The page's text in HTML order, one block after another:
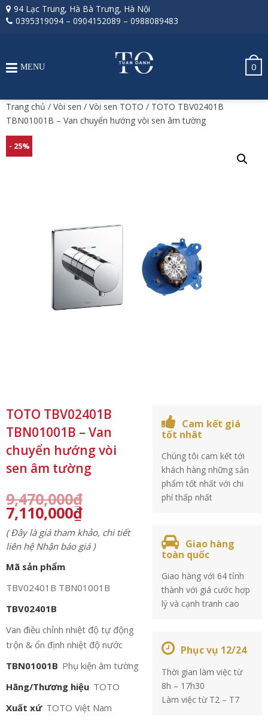
94 Lạc Trung, Hà Bà Trưng, Hà Nội
0395319094 – 0904152089 – 0988089483
0
MENU
Trang chủ / Vòi sen / Vòi sen TOTO / TOTO TBV02401B
TBN01001B – Van chuyển hướng vòi sen âm tường
- 25%
TOTO TBV02401B
TBN01001B – Van
chuyển hướng vòi
sen âm tường
9,470,000₫
7,110,000₫
( Đây là giá tham khảo, chi tiết
liên hệ Nhận báo giá )
Mã sản phẩm
TBV02401B TBN01001B
TBV02401B
Van điều chỉnh nhiệt độ tự động
trộn & ổn định nhiệt độ nước
TBN01001B Phụ kiện âm tường
Hãng/Thương hiệu TOTO
Xuất xứ TOTO Việt Nam
Cam kết giá
tốt nhât
Chúng tôi cam kết tới
khách hàng những sản
phẩm tốt nhất với chi
phí thấp nhất
Giao hàng
toàn quốc
Giao hàng với 64 tỉnh
thành với giá cước hợp
lý và cạnh tranh cao
Phục vụ 12/24
Thời gian làm việc từ
8h – 17h30
Làm việc từ T2 – T7